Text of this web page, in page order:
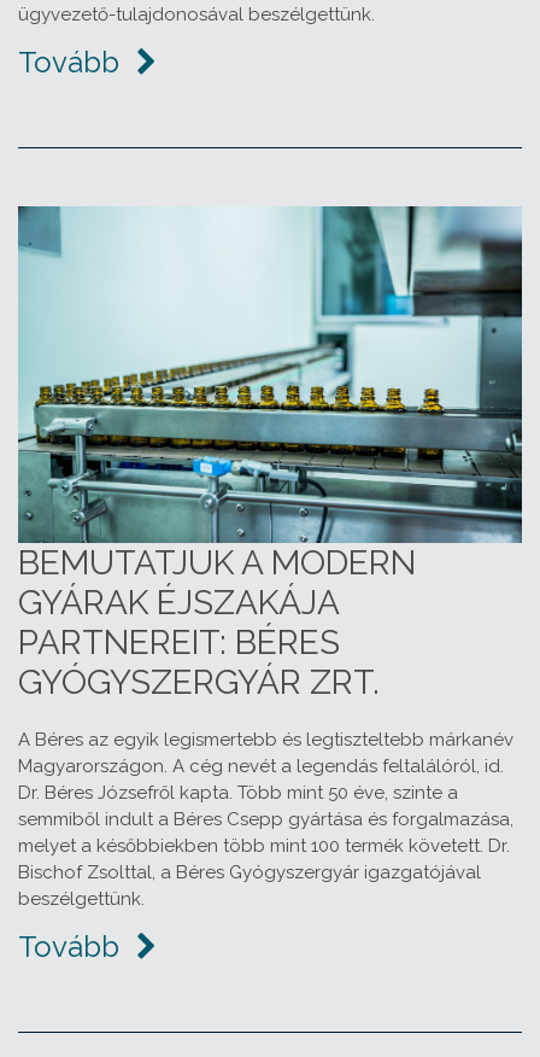
ügyvezető-tulajdonosával beszélgettünk.
Tovább
BEMUTATJUK A MODERN
GYÁRAK ÉJSZAKÁJA
PARTNEREIT: BÉRES
GYÓGYSZERGYÁR ZRT.
A Béres az egyik legismertebb és legtiszteltebb márkanév
Magyarországon. A cég nevét a legendás feltalálóról, id.
Dr. Béres Józsefről kapta. Több mint 50 éve, szinte a
semmiből indult a Béres Csepp gyártása és forgalmazása,
melyet a későbbiekben több mint 100 termék követett. Dr.
Bischof Zsolttal, a Béres Gyógyszergyár igazgatójával
beszélgettünk.
Tovább